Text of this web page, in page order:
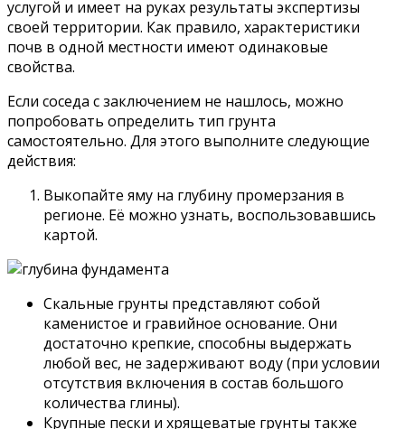
услугой и имеет на руках результаты экспертизы
своей территории. Как правило, характеристики
почв в одной местности имеют одинаковые
свойства.
Если соседа с заключением не нашлось, можно
попробовать определить тип грунта
самостоятельно. Для этого выполните следующие
действия:
Выкопайте яму на глубину промерзания в
регионе. Её можно узнать, воспользовавшись
картой.
Скальные грунты представляют собой
каменистое и гравийное основание. Они
достаточно крепкие, способны выдержать
любой вес, не задерживают воду (при условии
отсутствия включения в состав большого
количества глины).
Крупные пески и хрящеватые грунты также